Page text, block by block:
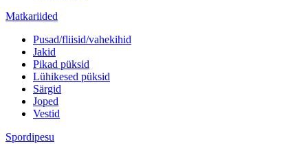
Matkariided
Pusad/fliisid/vahekihid
Jakid
Pikad püksid
Lühikesed püksid
Särgid
Joped
Vestid
Spordipesu